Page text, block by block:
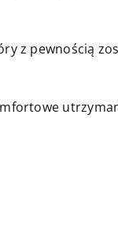
z pewnością